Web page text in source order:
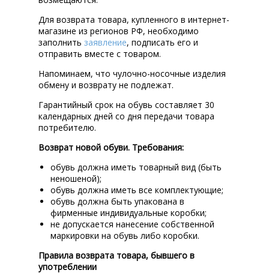
Для возврата товара, купленного в интернет-
магазине из регионов РФ, необходимо
заполнить заявление, подписать его и
отправить вместе с товаром.
Напоминаем, что чулочно-носочные изделия
обмену и возврату не подлежат.
Гарантийный срок на обувь составляет 30
календарных дней со дня передачи товара
потребителю.
Возврат новой обуви. Требования:
обувь должна иметь товарный вид (быть
неношеной);
обувь должна иметь все комплектующие;
обувь должна быть упакована в
фирменные индивидуальные коробки;
не допускается нанесение собственной
маркировки на обувь либо коробки.
Правила возврата товара, бывшего в
употреблении